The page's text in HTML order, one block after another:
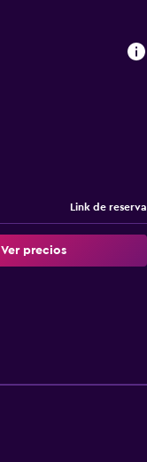
Link de reserva
Ver precios